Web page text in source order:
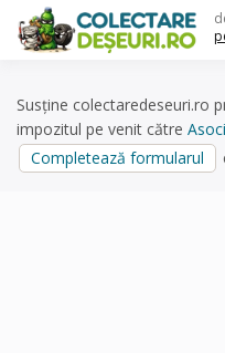
content
Susține colectaredeseuri.ro
impozitul pe venit către
Completează formularul